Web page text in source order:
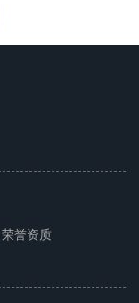
荣誉资质